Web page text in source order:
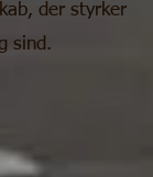
der styrker
sind.